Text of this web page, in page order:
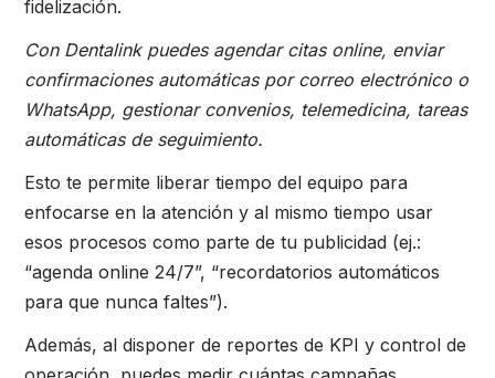
fidelización.
Con Dentalink puedes agendar citas online, enviar
confirmaciones automáticas por correo electrónico o
WhatsApp, gestionar convenios, telemedicina, tareas
automáticas de seguimiento.
Esto te permite liberar tiempo del equipo para
enfocarse en la atención y al mismo tiempo usar
esos procesos como parte de tu publicidad (ej.:
“agenda online 24/7”, “recordatorios automáticos
para que nunca faltes”).
Además, al disponer de reportes de KPI y control de